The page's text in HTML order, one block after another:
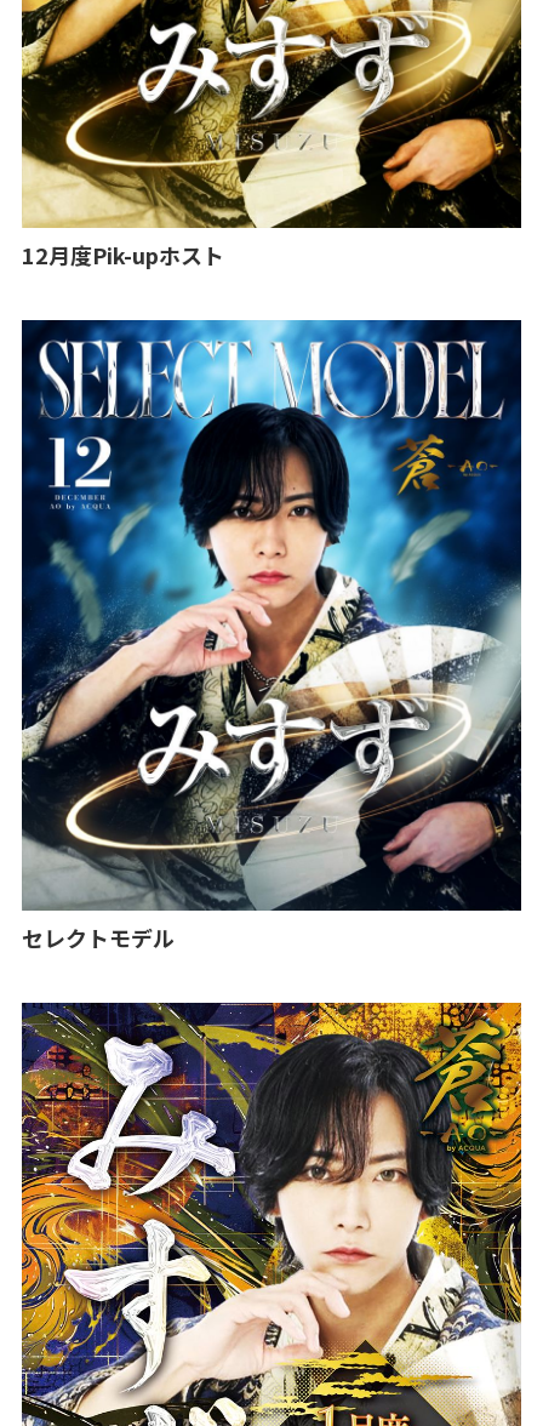
12月度Pik-upホスト
セレクトモデル